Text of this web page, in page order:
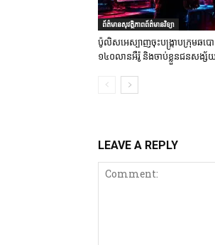
ព័ត៌មានសុវត្ថិភាពព័ត៌មានវិទ្យា
ប៉ូលិសអេស្បាញចុះបង្រ្កាបក្រុមឆប
១៤០លានអឺរ៉ូ និងចាប់ខ្លួនជនសង្ស័
LEAVE A REPLY